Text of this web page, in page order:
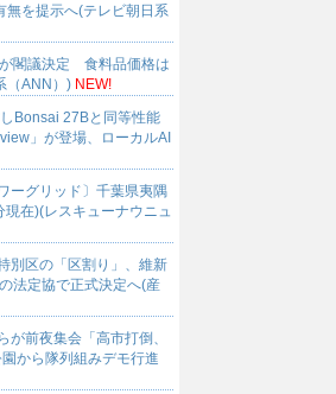
を提示へ(テレビ朝日系
閣議決定 食料品価格は
（ANN）) NEW!
Bonsai 27Bと同等性能
」が登場、ローカルAI
ーグリッド〕千葉県夷隅
在)(レスキューナウニュ
別区の「区割り」、維新
法定協で正式決定へ(産
が前夜集会「高市打倒、
から隊列組みデモ行進